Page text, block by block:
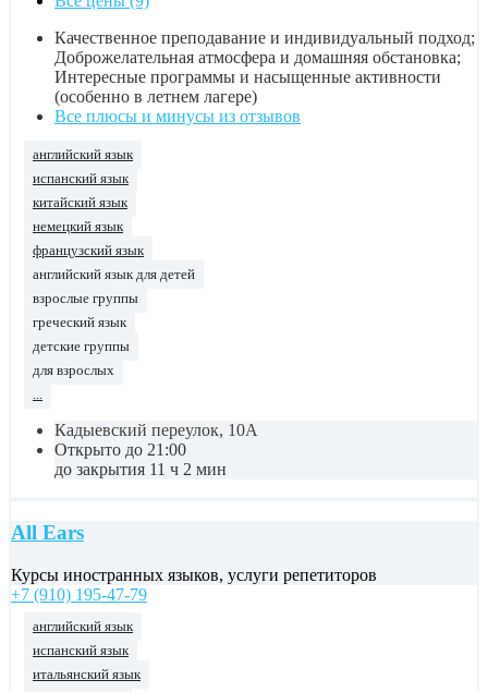
Качественное преподавание и индивидуальный подход;
Доброжелательная атмосфера и домашняя обстановка;
Интересные программы и насыщенные активности
(особенно в летнем лагере)
Все плюсы и минусы из отзывов
английский язык
испанский язык
китайский язык
немецкий язык
французский язык
английский язык для детей
взрослые группы
греческий язык
детские группы
для взрослых
Кадыевский переулок, 10А
Открыто до 21:00
до закрытия 11 ч 2 мин
All Ears
Курсы иностранных языков, услуги репетиторов
+7 (910) 195-47-79
английский язык
испанский язык
итальянский язык